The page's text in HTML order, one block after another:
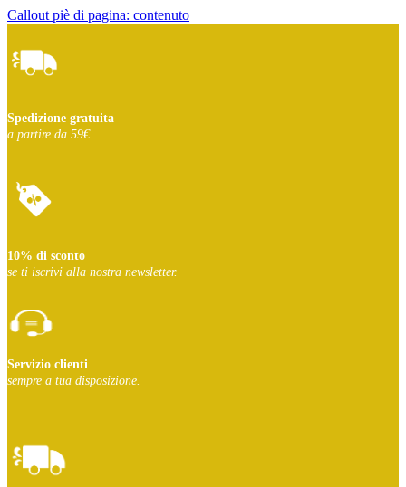
Callout piè di pagina: contenuto
Spedizione gratuita
a partire da 59€
10% di sconto
se ti iscrivi alla nostra newsletter.
Servizio clienti
sempre a tua disposizione.